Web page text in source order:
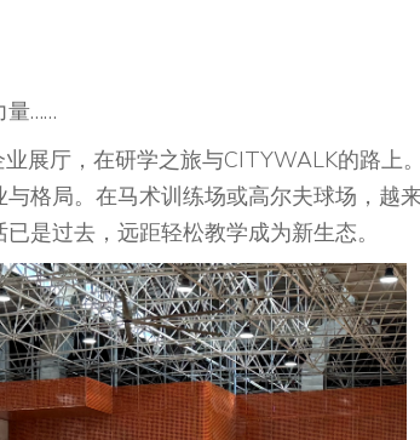
量……
展厅，在研学之旅与CITYWALK的路上
格局。在马术训练场或高尔夫球场，越
是过去，远距轻松教学成为新生态。